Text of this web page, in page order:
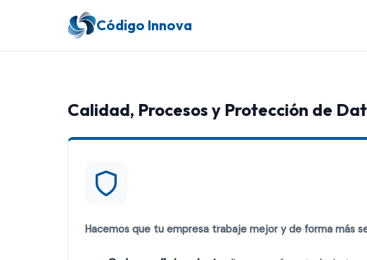
Código Innova
Calidad, Procesos y Protección de
Hacemos que tu empresa trabaje mejor y de forma más